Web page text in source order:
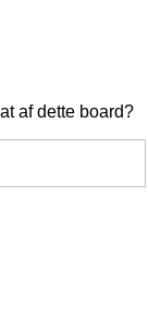
af dette board?